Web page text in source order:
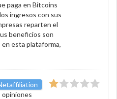
paga en Bitcoins
ingresos con sus
reparten el
beneficios son
en esta plataforma,
opiniones